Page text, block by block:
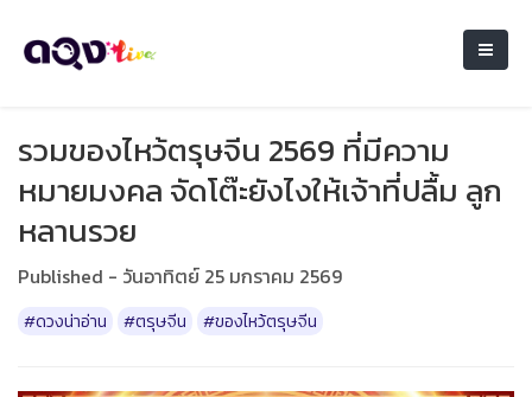
รวมของไหว้ตรุษจีน 2569 ที่มีความ
หมายมงคล จัดโต๊ะยังไงให้เจ้าที่ปลื้ม ลูก
หลานรวย
Published - วันอาทิตย์ 25 มกราคม 2569
#ดวงน่าอ่าน #ตรุษจีน #ของไหว้ตรุษจีน